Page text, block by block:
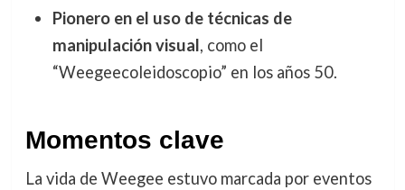
Pionero en el uso de técnicas de
manipulación visual, como el
“Weegeecoleidoscopio” en los años 50.
Momentos clave
La vida de Weegee estuvo marcada por eventos